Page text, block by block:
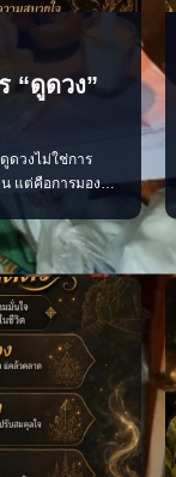
“ดูดวง”
ดูดวงไม่ใช่การ
แต่คือการมอง
ยมตัว เตรียมใจ
มองเห็นจังหวะ
การเงิน และ
กสับสน ช่วยให้
เมื่อเรารู